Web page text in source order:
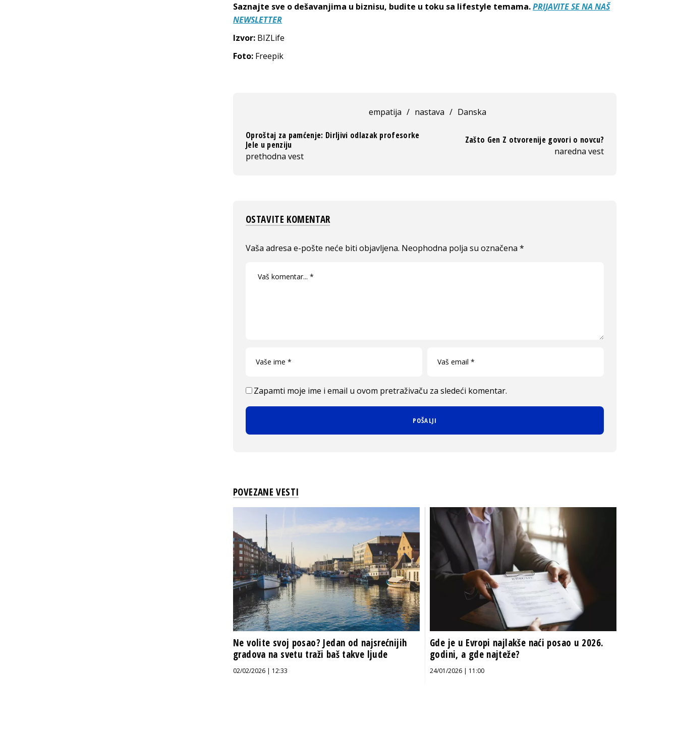
Saznajte sve o dešavanjima u biznisu, budite u toku sa lifestyle temama.PRIJAVITE SE NA NAŠ
NEWSLETTER
Izvor: BIZLife
Foto: Freepik
empatija / nastava / Danska
Oproštaj za pamćenje: Dirljivi odlazak profesorke
Jele u penziju
prethodna vest
Zašto Gen Z otvorenije govori o novcu?
naredna vest
OSTAVITE KOMENTAR
Vaša adresa e-pošte neće biti objavljena. Neophodna polja su označena *
Zapamti moje ime i email u ovom pretraživaču za sledeći komentar.
POVEZANE VESTI
Ne volite svoj posao? Jedan od najsrećnijih
gradova na svetu traži baš takve ljude
02/02/2026 | 12:33
Gde je u Evropi najlakše naći posao u 2026.
godini, a gde najteže?
24/01/2026 | 11:00